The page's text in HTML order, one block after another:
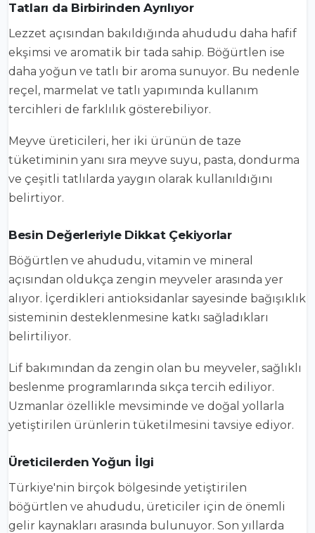
Tatları da Birbirinden Ayrılıyor
Lezzet açısından bakıldığında ahududu daha hafif
ekşimsi ve aromatik bir tada sahip. Böğürtlen ise
daha yoğun ve tatlı bir aroma sunuyor. Bu nedenle
reçel, marmelat ve tatlı yapımında kullanım
tercihleri de farklılık gösterebiliyor.
Meyve üreticileri, her iki ürünün de taze
tüketiminin yanı sıra meyve suyu, pasta, dondurma
ve çeşitli tatlılarda yaygın olarak kullanıldığını
belirtiyor.
Besin Değerleriyle Dikkat Çekiyorlar
Böğürtlen ve ahududu, vitamin ve mineral
açısından oldukça zengin meyveler arasında yer
alıyor. İçerdikleri antioksidanlar sayesinde bağışıklık
sisteminin desteklenmesine katkı sağladıkları
belirtiliyor.
Lif bakımından da zengin olan bu meyveler, sağlıklı
beslenme programlarında sıkça tercih ediliyor.
Uzmanlar özellikle mevsiminde ve doğal yollarla
yetiştirilen ürünlerin tüketilmesini tavsiye ediyor.
Üreticilerden Yoğun İlgi
Türkiye'nin birçok bölgesinde yetiştirilen
böğürtlen ve ahududu, üreticiler için de önemli
gelir kaynakları arasında bulunuyor. Son yıllarda